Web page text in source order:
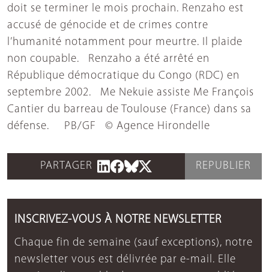
doit se terminer le mois prochain. Renzaho est
accusé de génocide et de crimes contre
l’humanité notamment pour meurtre. Il plaide
non coupable. Renzaho a été arrêté en
République démocratique du Congo (RDC) en
septembre 2002. Me Nekuie assiste Me François
Cantier du barreau de Toulouse (France) dans sa
défense. PB/GF © Agence Hirondelle
PARTAGER REPUBLIER
INSCRIVEZ-VOUS À NOTRE NEWSLETTER
Chaque fin de semaine (sauf exceptions), notre
newsletter vous est délivrée par e-mail. Elle